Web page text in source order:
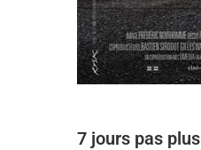
7 jours pas plus